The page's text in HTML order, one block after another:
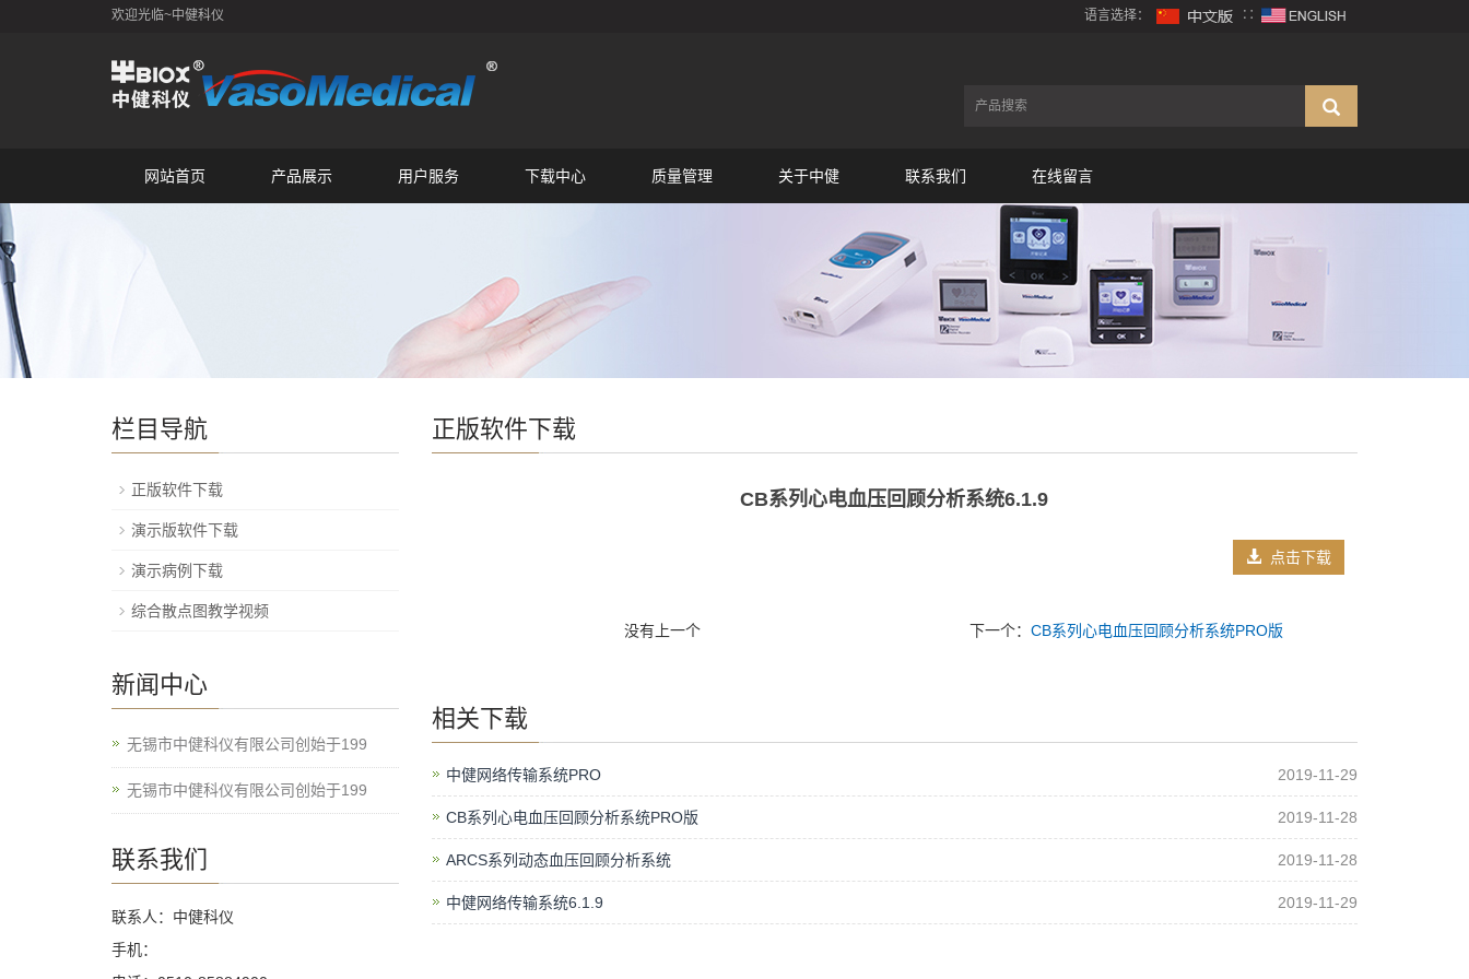
欢迎光临~中健科仪 语言选择： ∷
网站首页 产品展示 用户服务 下载中心 质量管理 关于中健 联系我们 在线留言
正版软件下载
CB系列心电血压回顾分析系统6.1.9
点击下载
没有上一个 下一个： CB系列心电血压回顾分析系统PRO版
相关下载
中健网络传输系统PRO 2019-11-29
CB系列心电血压回顾分析系统PRO版 2019-11-28
ARCS系列动态血压回顾分析系统 2019-11-28
中健网络传输系统6.1.9 2019-11-29
栏目导航
正版软件下载
演示版软件下载
演示病例下载
综合散点图教学视频
新闻中心
无锡市中健科仪有限公司创始于199
无锡市中健科仪有限公司创始于199
联系我们
联系人：中健科仪
手机：